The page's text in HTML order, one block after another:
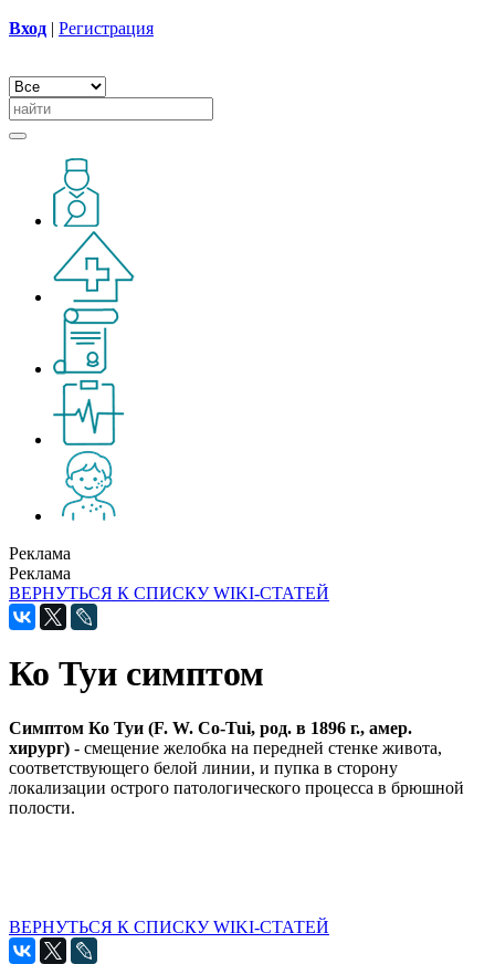
Вход | Регистрация
Реклама
Реклама
ВЕРНУТЬСЯ К СПИСКУ WIKI-СТАТЕЙ
Ко Туи симптом
Симптом Ко Туи (F. W. Co-Tui, род. в 1896 г., амер.
хирург) - смещение желобка на передней стенке живота,
соответствующего белой линии, и пупка в сторону
локализации острого патологического процесса в брюшной
полости.
ВЕРНУТЬСЯ К СПИСКУ WIKI-СТАТЕЙ